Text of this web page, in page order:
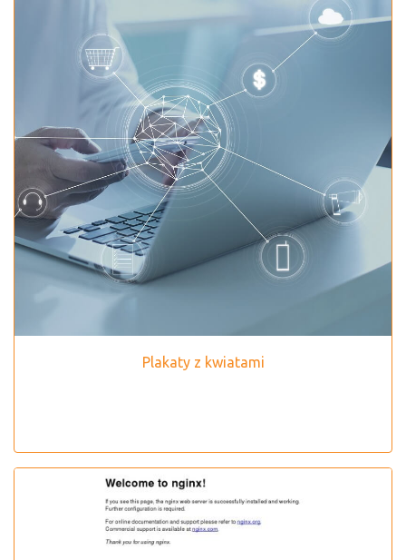
Plakaty z kwiatami